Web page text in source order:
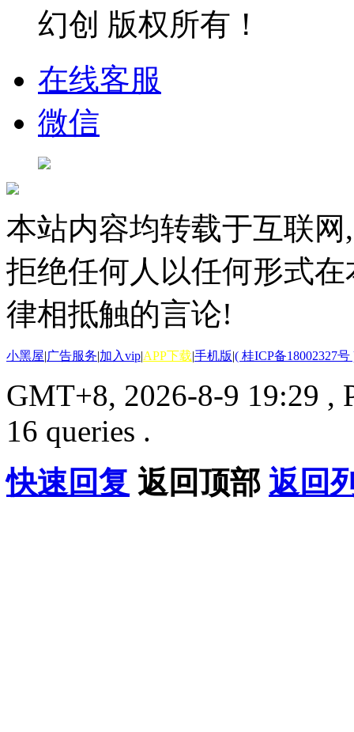
幻创 版权所有！
在线客服
微信
本站内容均转载于互联
拒绝任何人以任何形式
律相抵触的言论!
小黑屋|广告服务|加入vip|APP下载|手机版|( 桂ICP备18002327号
GMT+8, 2026-8-9 19:29 ,
16 queries .
快速回复 返回顶部 返回